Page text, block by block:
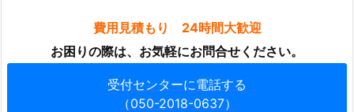
費用見積もり 24時間大歓迎
お困りの際は、お気軽にお問合せください。
受付センターに電話する
（050-2018-0637）